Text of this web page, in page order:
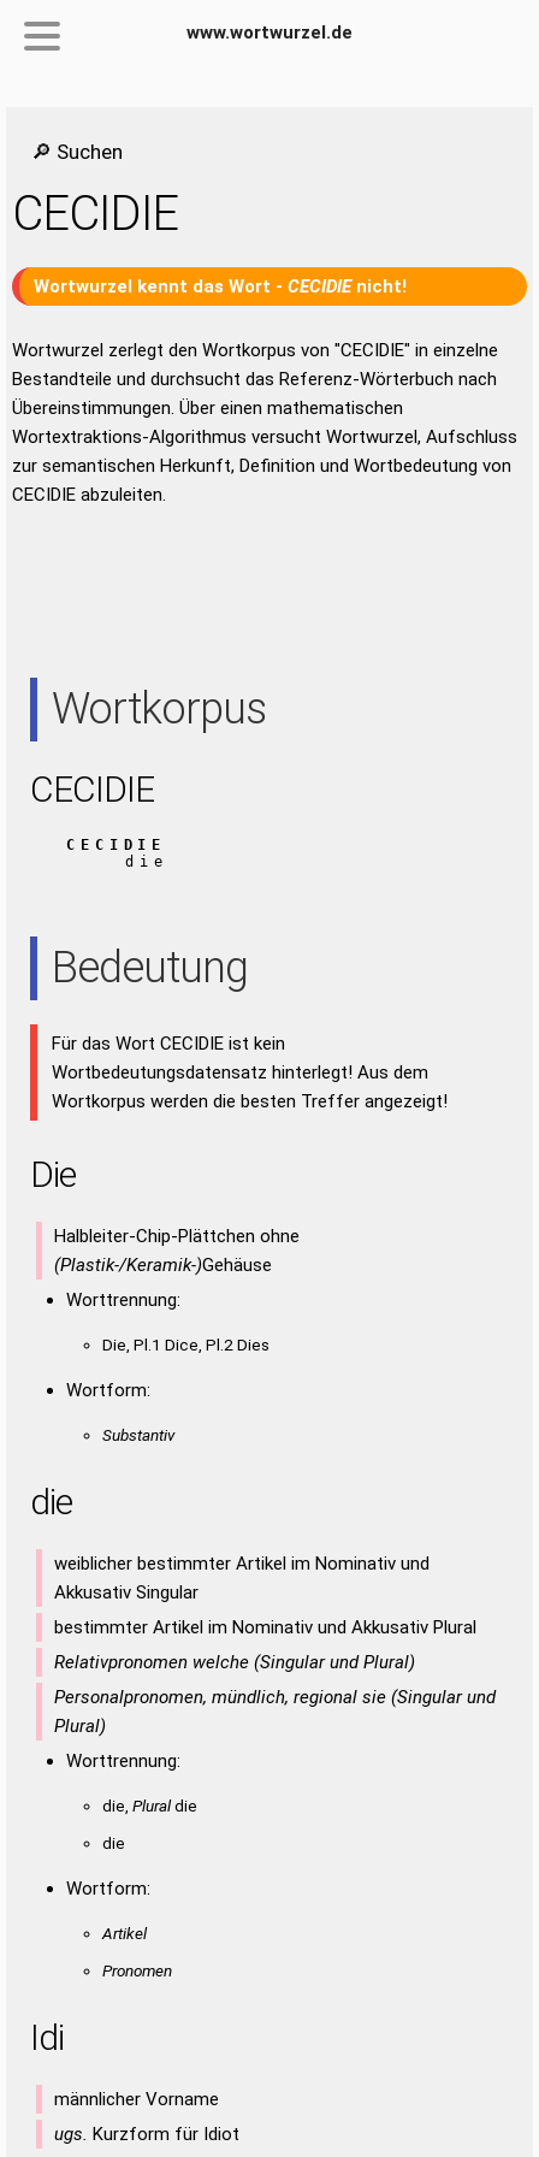
www.wortwurzel.de
🔎 Suchen
CECIDIE
Wortwurzel kennt das Wort - CECIDIEnicht!
Wortwurzel zerlegt den Wortkorpus von "CECIDIE" in einzelne
Bestandteile und durchsucht das Referenz-Wörterbuch nach
Übereinstimmungen. Über einen mathematischen
Wortextraktions-Algorithmus versucht Wortwurzel, Aufschluss
zur semantischen Herkunft, Definition und Wortbedeutung von
CECIDIE abzuleiten.
Wortkorpus
CECIDIE
CECIDIE
die
Bedeutung
Für das Wort CECIDIE ist kein
Wortbedeutungsdatensatz hinterlegt! Aus dem
Wortkorpus werden die besten Treffer angezeigt!
Die
Halbleiter-Chip-Plättchen ohne
(Plastik-/Keramik-)Gehäuse
Worttrennung:
Die, Pl.1 Dice, Pl.2 Dies
Wortform:
Substantiv
die
weiblicher bestimmter Artikel im Nominativ und
Akkusativ Singular
bestimmter Artikel im Nominativ und Akkusativ Plural
Relativpronomen welche (Singular und Plural)
Personalpronomen, mündlich, regional sie (Singular und
Plural)
Worttrennung:
die, Pluraldie
die
Wortform:
Artikel
Pronomen
Idi
männlicher Vorname
ugs. Kurzform für Idiot